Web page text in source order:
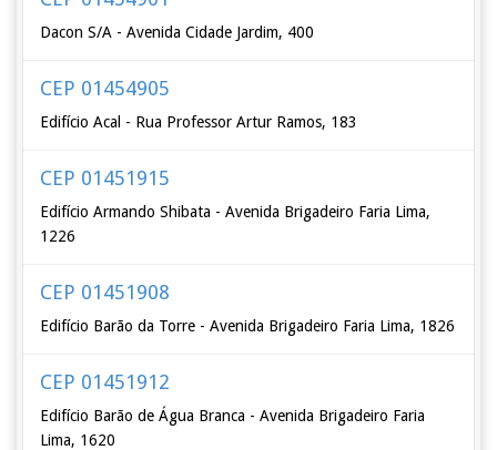
Dacon S/A - Avenida Cidade Jardim, 400
CEP 01454905
Edifício Acal - Rua Professor Artur Ramos, 183
CEP 01451915
Edifício Armando Shibata - Avenida Brigadeiro Faria Lima,
1226
CEP 01451908
Edifício Barão da Torre - Avenida Brigadeiro Faria Lima, 1826
CEP 01451912
Edifício Barão de Água Branca - Avenida Brigadeiro Faria
Lima, 1620